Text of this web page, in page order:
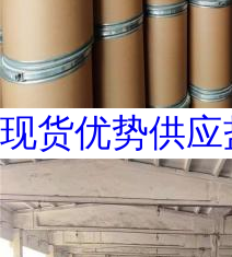
现货优势供